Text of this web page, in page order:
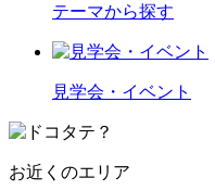
テーマから探す
見学会・イベント
お近くのエリア